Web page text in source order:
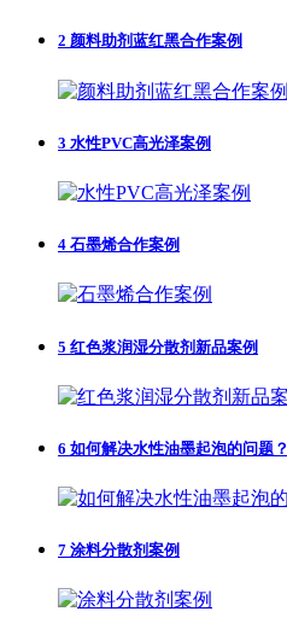
2 颜料助剂蓝红黑合作案例
3 水性PVC高光泽案例
4 石墨烯合作案例
5 红色浆润湿分散剂新品案例
6 如何解决水性油墨起泡的问题？
7 涂料分散剂案例